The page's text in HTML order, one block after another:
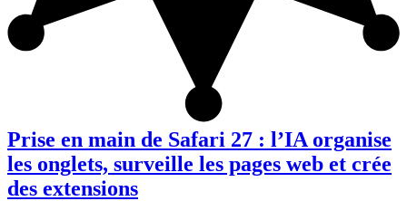
Prise en main de Safari 27 : l’IA organise
les onglets, surveille les pages web et crée
des extensions